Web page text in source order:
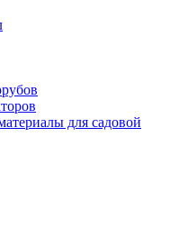
для садовой